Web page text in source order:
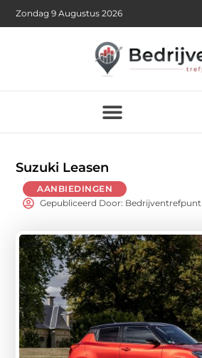
Zondag 9 Augustus 2026
Suzuki Leasen
AANBIEDINGEN
Gepubliceerd Door: Bedrijventrefpunt